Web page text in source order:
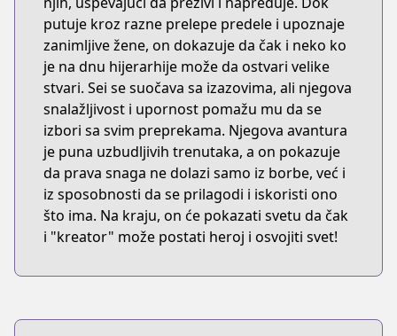
putuje kroz razne prelepe predele i upoznaje
zanimljive žene, on dokazuje da čak i neko ko
je na dnu hijerarhije može da ostvari velike
stvari. Sei se suočava sa izazovima, ali njegova
snalažljivost i upornost pomažu mu da se
izbori sa svim preprekama. Njegova avantura
je puna uzbudljivih trenutaka, a on pokazuje
da prava snaga ne dolazi samo iz borbe, već i
iz sposobnosti da se prilagodi i iskoristi ono
što ima. Na kraju, on će pokazati svetu da čak
i "kreator" može postati heroj i osvojiti svet!